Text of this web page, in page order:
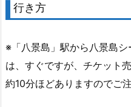
行き方
※「八景島」駅から八景島
は、すぐですが、チケット
約10分ほどありますのでご